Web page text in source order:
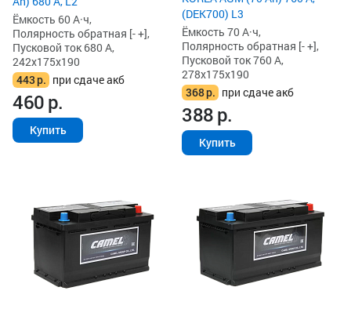
Ёмкость 60 А·ч,
Полярность обратная [- +],
Пусковой ток 680 А,
242x175x190
443р. при сдаче акб
460р.
Купить
(DEK700) L3
Ёмкость 70 А·ч,
Полярность обратная [- +],
Пусковой ток 760 А,
278x175x190
368р. при сдаче акб
388р.
Купить